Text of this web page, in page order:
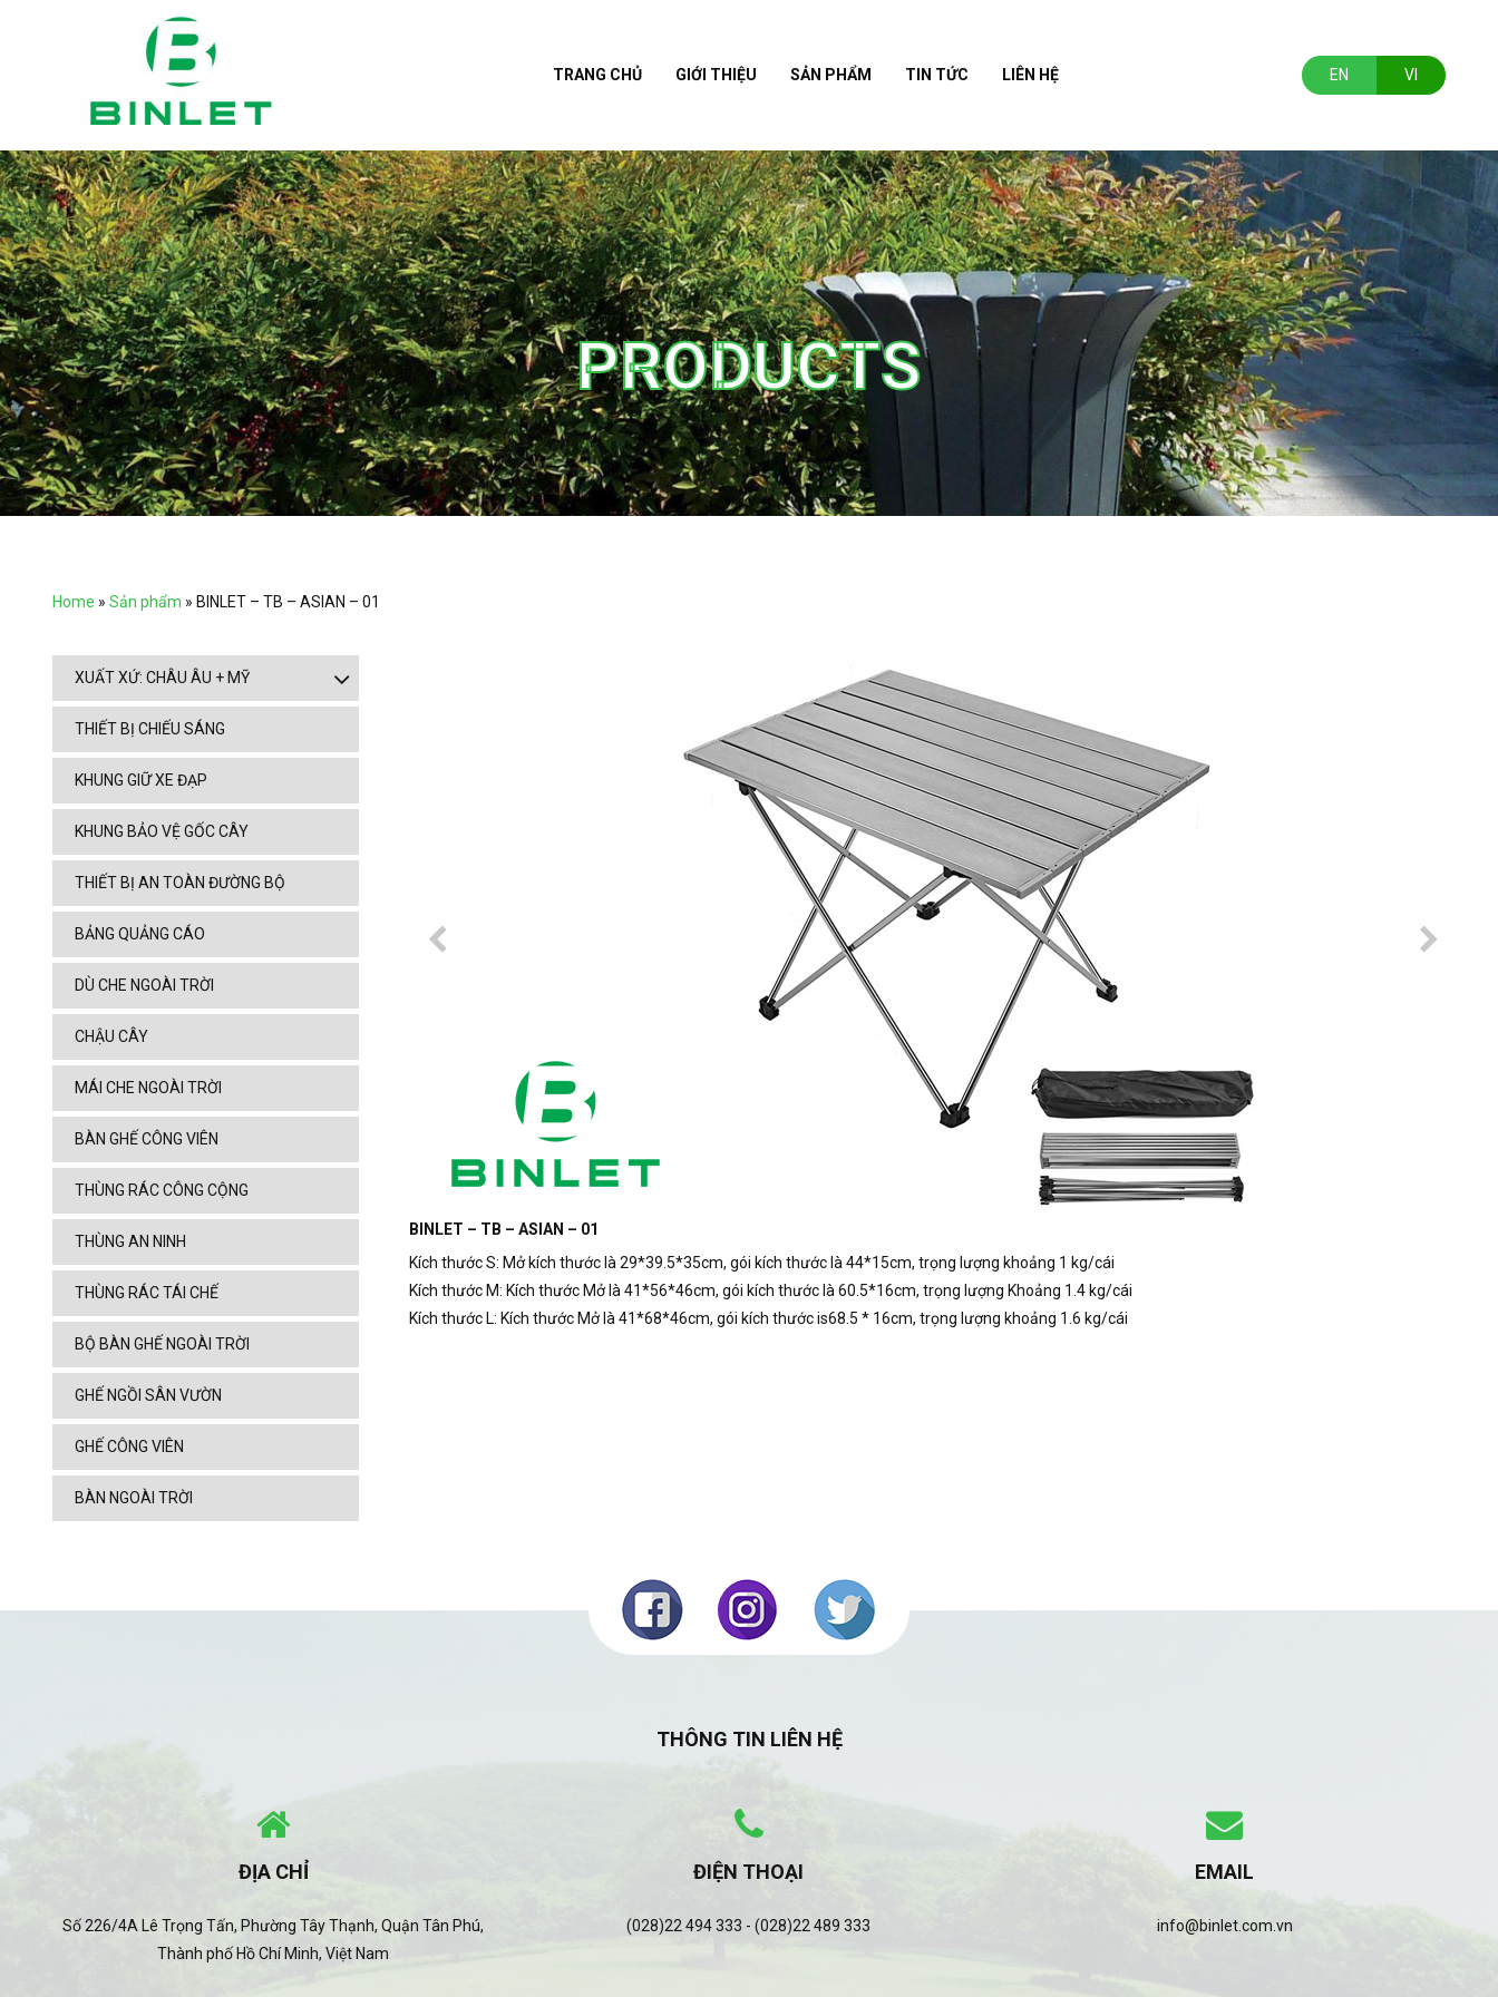
TRANG CHỦ GIỚI THIỆU SẢN PHẨM TIN TỨC LIÊN HỆ EN VI
PRODUCTS
Home » Sản phẩm » BINLET – TB – ASIAN – 01
BINLET – TB – ASIAN – 01
Kích thước S: Mở kích thước là 29*39.5*35cm, gói kích thước là 44*15cm, trọng lượng khoảng 1 kg/cái
Kích thước M: Kích thước Mở là 41*56*46cm, gói kích thước là 60.5*16cm, trọng lượng Khoảng 1.4 kg/cái
Kích thước L: Kích thước Mở là 41*68*46cm, gói kích thước is68.5 * 16cm, trọng lượng khoảng 1.6 kg/cái
XUẤT XỨ: CHÂU ÂU + MỸ
THIẾT BỊ CHIẾU SÁNG
KHUNG GIỮ XE ĐẠP
KHUNG BẢO VỆ GỐC CÂY
THIẾT BỊ AN TOÀN ĐƯỜNG BỘ
BẢNG QUẢNG CÁO
DÙ CHE NGOÀI TRỜI
CHẬU CÂY
MÁI CHE NGOÀI TRỜI
BÀN GHẾ CÔNG VIÊN
THÙNG RÁC CÔNG CỘNG
THÙNG AN NINH
THÙNG RÁC TÁI CHẾ
BỘ BÀN GHẾ NGOÀI TRỜI
GHẾ NGỒI SÂN VƯỜN
GHẾ CÔNG VIÊN
BÀN NGOÀI TRỜI
THÔNG TIN LIÊN HỆ
ĐỊA CHỈ
Số 226/4A Lê Trọng Tấn, Phường Tây Thạnh, Quận Tân Phú,
Thành phố Hồ Chí Minh, Việt Nam
ĐIỆN THOẠI
(028)22 494 333 - (028)22 489 333
EMAIL
info@binlet.com.vn